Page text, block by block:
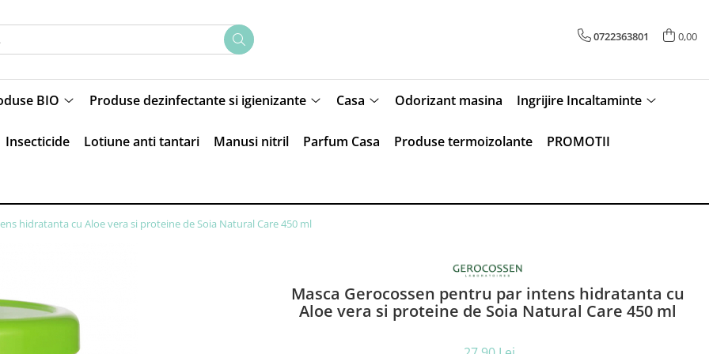
0722363801 0,00
BIO Produse dezinfectante si igienizante Casa Odorizant masina Ingrijire Incaltaminte
Insecticide Lotiune anti tantari Manusi nitril Parfum Casa Produse termoizolante PROMOTII
hidratanta cu Aloe vera si proteine de Soia Natural Care 450 ml
Masca Gerocossen pentru par intens hidratanta cu
Aloe vera si proteine de Soia Natural Care 450 ml